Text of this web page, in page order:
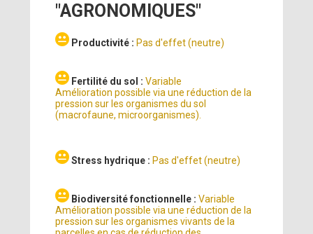
"AGRONOMIQUES"
Productivité : Pas d'effet (neutre)
Fertilité du sol :Variable
Amélioration possible via une réduction de la
pression sur les organismes du sol
(macrofaune, microorganismes).
Stress hydrique : Pas d'effet (neutre)
Biodiversité fonctionnelle :Variable
Amélioration possible via une réduction de la
pression sur les organismes vivants de la